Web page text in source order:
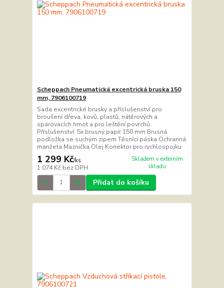
Scheppach Pneumatická excentrická bruska 150
mm, 7906100719
Sada excentrické brusky a příslušenství pro
broušení dřeva, kovů, plastů, nátěrových a
spárovacích hmot a pro leštění povrchů.
Příslušenství: 5x brusný papír 150 mm Brusná
podložka se suchým zipem Těsnící páska Ochranná
manžeta Maznička Olej Konektor pro rychlospojku
1 299 Kč/ks
1 074 Kč bez DPH
Skladem v externím
skladu
Přidat do košíku